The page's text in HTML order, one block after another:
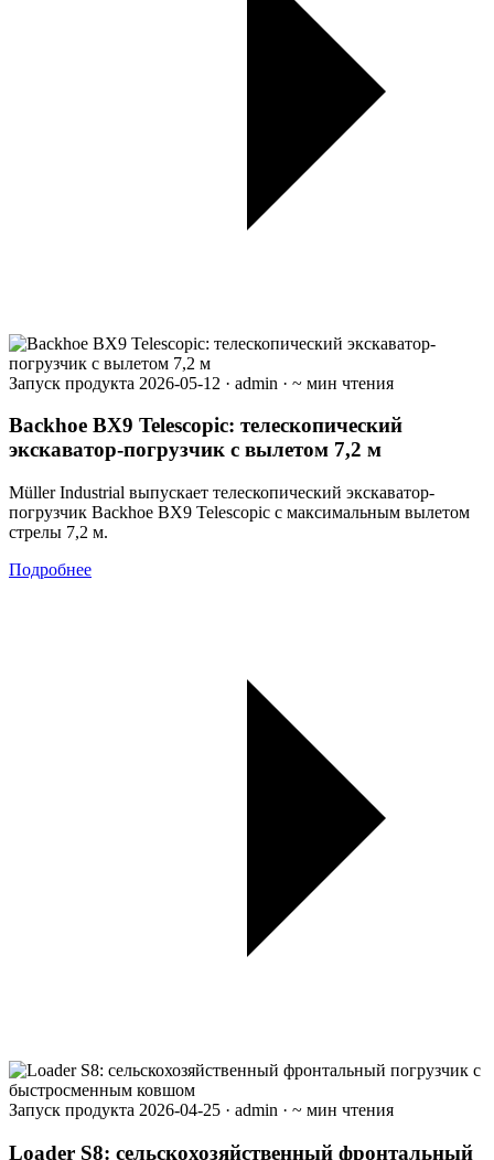
Запуск продукта 2026-05-12 · admin · ~ мин чтения
Backhoe BX9 Telescopic: телескопический
экскаватор-погрузчик с вылетом 7,2 м
Müller Industrial выпускает телескопический экскаватор-
погрузчик Backhoe BX9 Telescopic с максимальным вылетом
стрелы 7,2 м.
Подробнее
Запуск продукта 2026-04-25 · admin · ~ мин чтения
Loader S8: сельскохозяйственный фронтальный